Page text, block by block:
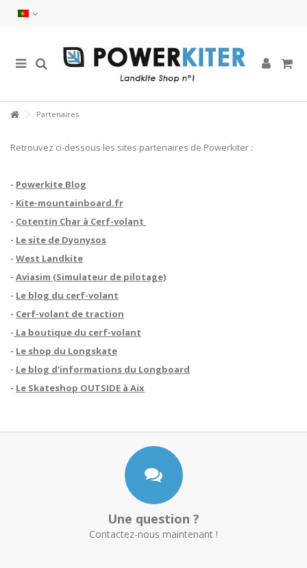
Partenaires
Retrouvez ci-dessous les sites partenaires de Powerkiter :
- Powerkite Blog
- Kite-mountainboard.fr
- Cotentin Char à Cerf-volant
- Le site de Dyonysos
- West Landkite
- Aviasim (Simulateur de pilotage)
- Le blog du cerf-volant
- Cerf-volant de traction
- La boutique du cerf-volant
- Le shop du Longskate
- Le blog d'informations du Longboard
- Le Skateshop OUTSIDE à Aix
Une question ?
Contactez-nous maintenant !